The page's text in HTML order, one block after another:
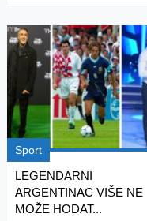
Sport
LEGENDARNI
ARGENTINAC VIŠE NE
MOŽE HODAT...